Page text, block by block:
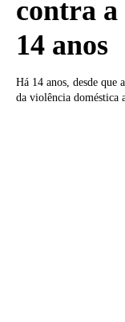
contra
14 anos
Há 14 anos, desde que
da violência doméstica